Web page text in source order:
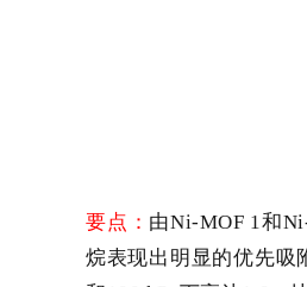
要点： 由Ni-MOF 1和
烷表现出明显的优先吸